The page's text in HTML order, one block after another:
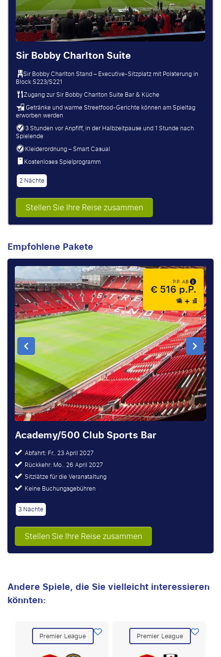
Sir Bobby Charlton Suite
Sir Bobby Charlton Stand – Executive-Sitzplatz mit Polsterung in
Block S223/S221
Zugang zur Sir Bobby Charlton Suite Bar & Küche
Getränke und warme Streetfood-Gerichte können am Spieltag
erworben werden
3 Stunden vor Anpfiff, in der Halbzeitpause und 1 Stunde nach
Spielende
Kleiderordnung – Smart Casual
Kostenloses Spielprogramm
2 Nächte
Stellen Sie Ihre Reise zusammen
Empfohlene Pakete
P.P. AB
€ 516 p.P.
Academy/500 Club Sports Bar
Abfahrt: Fr.. 23 April 2027
Rückkehr: Mo.. 26 April 2027
Sitzlätze für die Veranstaltung
Keine Buchungsgebühren
3 Nächte
Stellen Sie Ihre Reise zusammen
Andere Spiele, die Sie vielleicht interessieren
könnten:
Premier League Premier League